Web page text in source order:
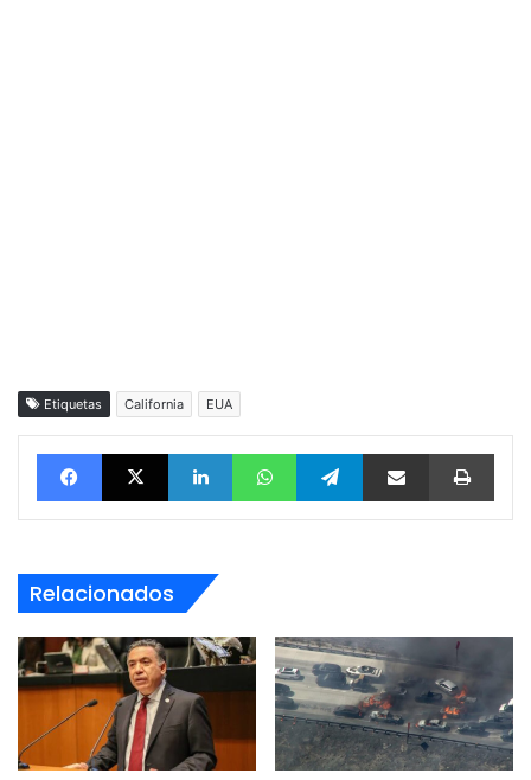
Etiquetas California EUA
FacebookX LinkedInWhatsAppTelegramvía email
Relacionados